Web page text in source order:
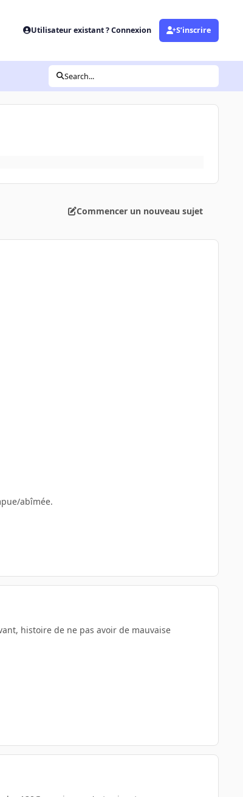
Utilisateur existant ? Connexion S’inscrire
Search...
Commencer un nouveau sujet
abîmée.
histoire de ne pas avoir de mauvaise